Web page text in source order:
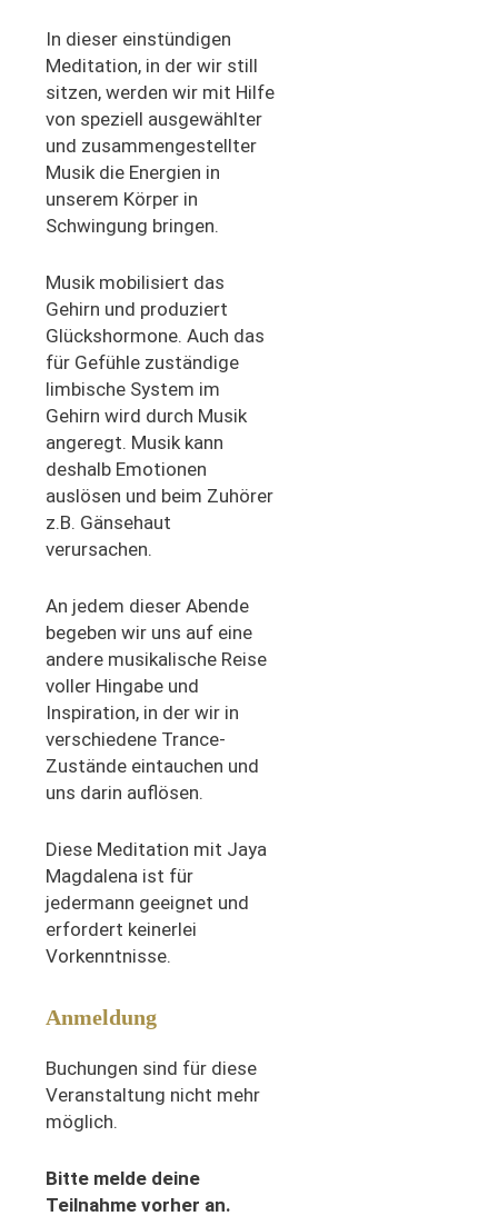
In dieser einstündigen
Meditation, in der wir still
sitzen, werden wir mit Hilfe
von speziell ausgewählter
und zusammengestellter
Musik die Energien in
unserem Körper in
Schwingung bringen.
Musik mobilisiert das
Gehirn und produziert
Glückshormone. Auch das
für Gefühle zuständige
limbische System im
Gehirn wird durch Musik
angeregt. Musik kann
deshalb Emotionen
auslösen und beim Zuhörer
z.B. Gänsehaut
verursachen.
An jedem dieser Abende
begeben wir uns auf eine
andere musikalische Reise
voller Hingabe und
Inspiration, in der wir in
verschiedene Trance-
Zustände eintauchen und
uns darin auflösen.
Diese Meditation mit Jaya
Magdalena ist für
jedermann geeignet und
erfordert keinerlei
Vorkenntnisse.
Anmeldung
Buchungen sind für diese
Veranstaltung nicht mehr
möglich.
Bitte melde deine
Teilnahme vorher an.